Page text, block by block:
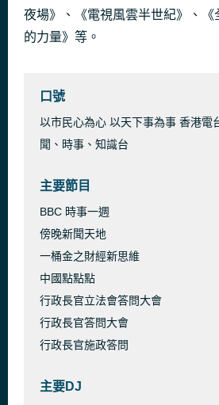
夜場》、《電視風雲半世紀》、《
的力量》等。
口號
以市民心為心 以天下事為事 香港電
聞、時事、知識台
主要節目
BBC 時事一週
傍晚新聞天地
一桶金之財經新思維
中國點點點
行政長官立法會答問大會
行政長官答問大會
行政長官施政答問
主要DJ